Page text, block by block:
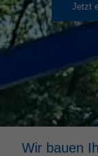
Jetzt
Wir bauen